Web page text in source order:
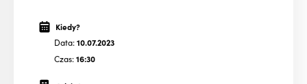
Kiedy?
Data:10.07.2023
Czas:16:30